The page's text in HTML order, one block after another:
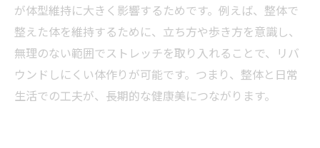
が体型維持に大きく影響するためです。例えば、整体で
整えた体を維持するために、立ち方や歩き方を意識し、
無理のない範囲でストレッチを取り入れることで、リバ
ウンドしにくい体作りが可能です。つまり、整体と日常
生活での工夫が、長期的な健康美につながります。